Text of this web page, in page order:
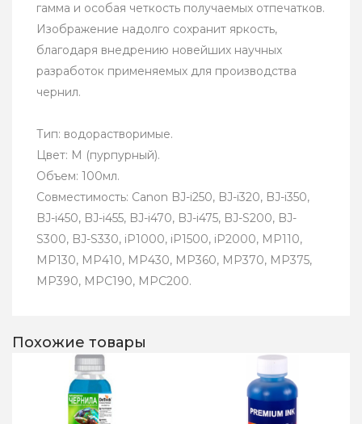
гамма и особая четкость получаемых отпечатков.
Изображение надолго сохранит яркость,
благодаря внедрению новейших научных
разработок применяемых для производства
чернил.
Тип: водорастворимые.
Цвет: M (пурпурный).
Объем: 100мл.
Совместимость: Canon BJ-i250, BJ-i320, BJ-i350,
BJ-i450, BJ-i455, BJ-i470, BJ-i475, BJ-S200, BJ-
S300, BJ-S330, iP1000, iP1500, iP2000, MP110,
MP130, MP410, MP430, MP360, MP370, MP375,
MP390, MPC190, MPC200.
Похожие товары